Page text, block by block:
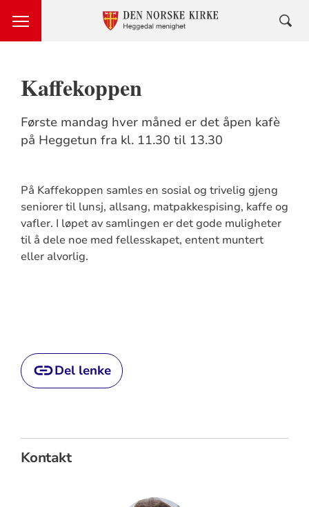
Kaffekoppen
Første mandag hver måned er det åpen kafè
på Heggetun fra kl. 11.30 til 13.30
På Kaffekoppen samles en sosial og trivelig gjeng
seniorer til lunsj, allsang, matpakkespising, kaffe og
vafler. I løpet av samlingen er det gode muligheter
til å dele noe med fellesskapet, entent muntert
eller alvorlig.
Del lenke
Kontakt